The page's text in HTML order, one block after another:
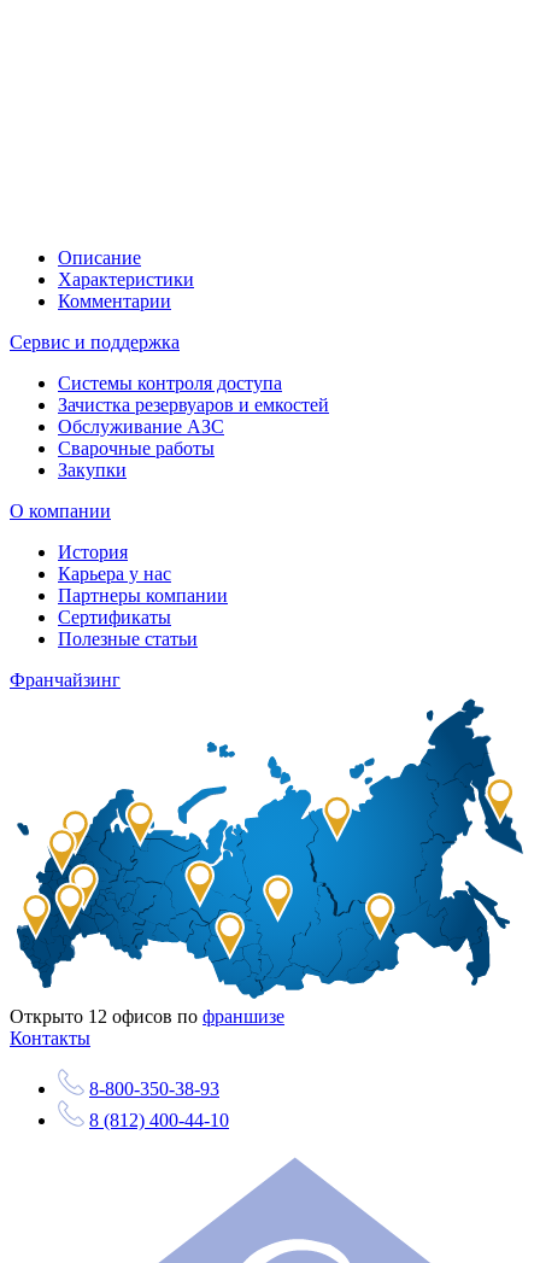
Описание
Характеристики
Комментарии
Сервис и поддержка
Системы контроля доступа
Зачистка резервуаров и емкостей
Обслуживание АЗС
Сварочные работы
Закупки
О компании
История
Карьера у нас
Партнеры компании
Сертификаты
Полезные статьи
Франчайзинг
Открыто 12 офисов по франшизе
Контакты
8-800-350-38-93
8 (812) 400-44-10